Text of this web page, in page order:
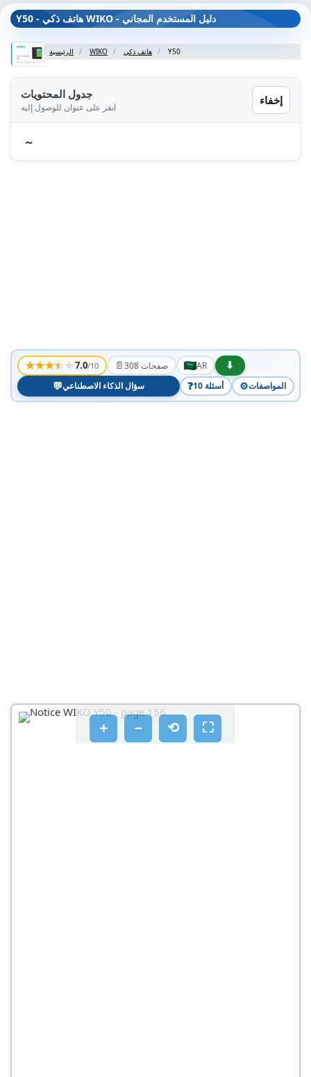
Y50 - هاتف ذكي WIKO - دليل المستخدم المجاني
الرئيسية WIKO هاتف ذكي Y50
جدول المحتويات
انقر على عنوان للوصول إليه
إخفاء
～
★★★★★7.0/10 📄 308 صفحات AR
⬇
💬سؤال الذكاء الاصطناعي ❓ 10 أسئلة ⚙️المواصفات
＋ － ⟲ ⛶